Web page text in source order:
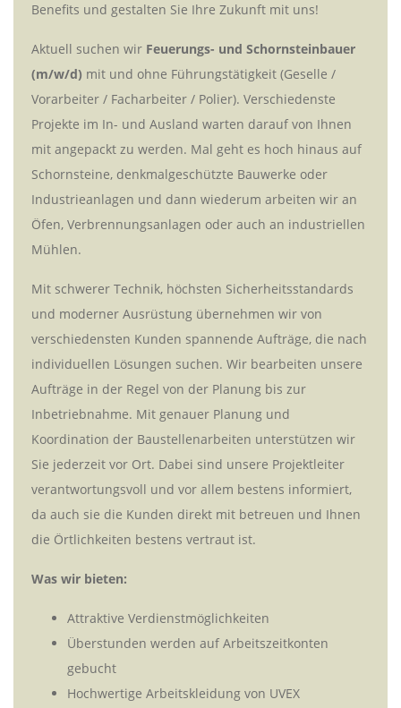
Benefits und gestalten Sie Ihre Zukunft mit uns!
Aktuell suchen wir Feuerungs- und Schornsteinbauer
(m/w/d) mit und ohne Führungstätigkeit (Geselle /
Vorarbeiter / Facharbeiter / Polier). Verschiedenste
Projekte im In- und Ausland warten darauf von Ihnen
mit angepackt zu werden. Mal geht es hoch hinaus auf
Schornsteine, denkmalgeschützte Bauwerke oder
Industrieanlagen und dann wiederum arbeiten wir an
Öfen, Verbrennungsanlagen oder auch an industriellen
Mühlen.
Mit schwerer Technik, höchsten Sicherheitsstandards
und moderner Ausrüstung übernehmen wir von
verschiedensten Kunden spannende Aufträge, die nach
individuellen Lösungen suchen. Wir bearbeiten unsere
Aufträge in der Regel von der Planung bis zur
Inbetriebnahme. Mit genauer Planung und
Koordination der Baustellenarbeiten unterstützen wir
Sie jederzeit vor Ort. Dabei sind unsere Projektleiter
verantwortungsvoll und vor allem bestens informiert,
da auch sie die Kunden direkt mit betreuen und Ihnen
die Örtlichkeiten bestens vertraut ist.
Was wir bieten:
Attraktive Verdienstmöglichkeiten
Überstunden werden auf Arbeitszeitkonten
gebucht
Hochwertige Arbeitskleidung von UVEX